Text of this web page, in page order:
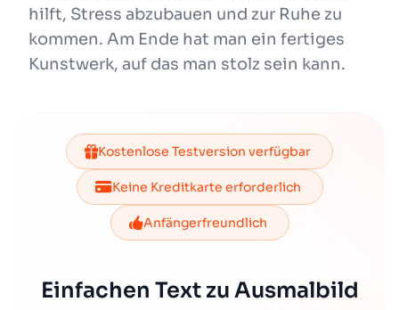
hilft, Stress abzubauen und zur Ruhe zu
kommen. Am Ende hat man ein fertiges
Kunstwerk, auf das man stolz sein kann.
Kostenlose Testversion verfügbar
Keine Kreditkarte erforderlich
Anfängerfreundlich
Einfachen Text zu Ausmalbild